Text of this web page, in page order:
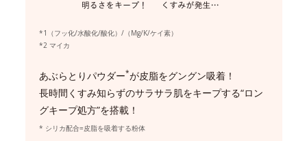
*1（フッ化/水酸化/酸化）/（Mg/K/ケイ素）
*2 マイカ
あぶらとりパウダー*が皮脂をグングン吸着！
長時間くすみ知らずのサラサラ肌をキープする“ロン
グキープ処方”を搭載！
* シリカ配合=皮脂を吸着する粉体